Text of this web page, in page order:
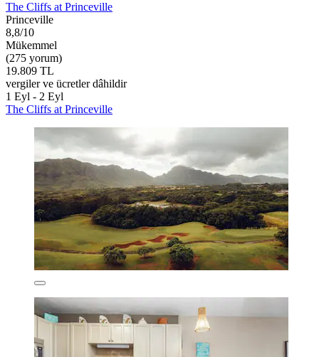
The Cliffs at Princeville
Princeville
8,8/10
Mükemmel
(275 yorum)
19.809 TL
vergiler ve ücretler dâhildir
1 Eyl - 2 Eyl
The Cliffs at Princeville